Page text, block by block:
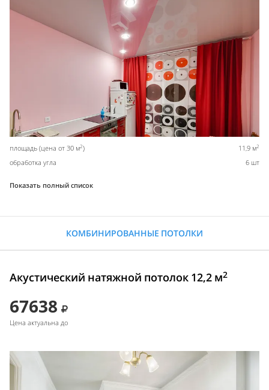
площадь (цена от 30 м2) 11,9 м2
обработка угла 6 шт
Показать полный список
КОМБИНИРОВАННЫЕ ПОТОЛКИ
Акустический натяжной потолок 12,2 м2
67638
Цена актуальна до